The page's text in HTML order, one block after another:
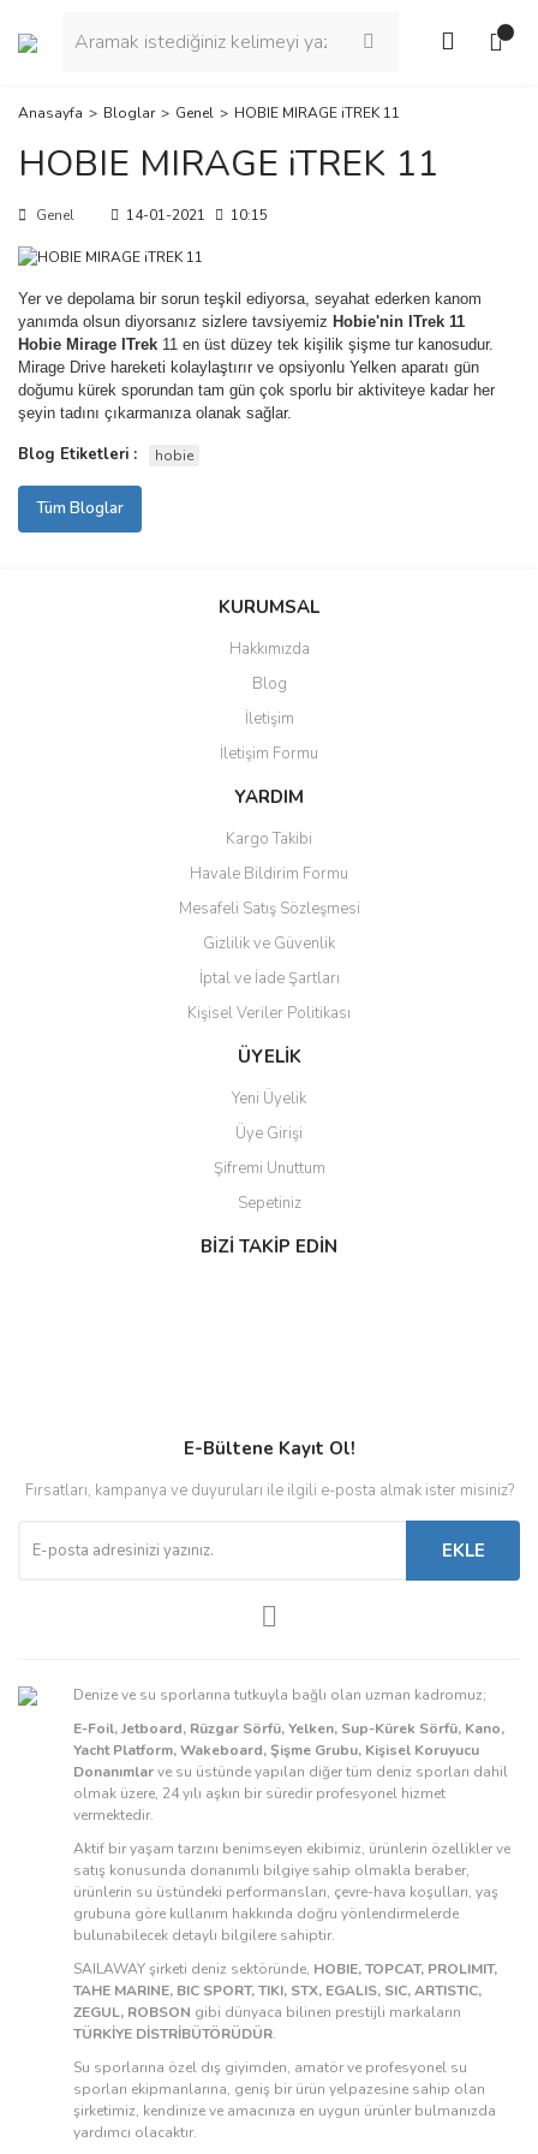
Anasayfa Bloglar Genel HOBIE MIRAGE iTREK 11
HOBIE MIRAGE iTREK 11
Genel 14-01-2021 10:15
Yer ve depolama bir sorun teşkil ediyorsa, seyahat ederken kanom
yanımda olsun diyorsanız sizlere tavsiyemiz Hobie'nin ITrek 11
Hobie Mirage ITrek 11 en üst düzey tek kişilik şişme tur kanosudur.
Mirage Drive hareketi kolaylaştırır ve opsiyonlu Yelken aparatı gün
doğumu kürek sporundan tam gün çok sporlu bir aktiviteye kadar her
şeyin tadını çıkarmanıza olanak sağlar.
Blog Etiketleri : hobie
Tüm Bloglar
KURUMSAL
Hakkımızda
Blog
İletişim
İletişim Formu
YARDIM
Kargo Takibi
Havale Bildirim Formu
Mesafeli Satış Sözleşmesi
Gizlilik ve Güvenlik
İptal ve İade Şartları
Kişisel Veriler Politikası
ÜYELİK
Yeni Üyelik
Üye Girişi
Şifremi Unuttum
Sepetiniz
BİZİ TAKİP EDİN
E-Bültene Kayıt Ol!
Fırsatları, kampanya ve duyuruları ile ilgili e-posta almak ister misiniz?
EKLE
Denize ve su sporlarına tutkuyla bağlı olan uzman kadromuz;
E-Foil, Jetboard, Rüzgar Sörfü, Yelken, Sup-Kürek Sörfü, Kano,
Yacht Platform, Wakeboard, Şişme Grubu, Kişisel Koruyucu
Donanımlarve su üstünde yapılan diğer tüm deniz sporları dahil
olmak üzere, 24 yılı aşkın bir süredir profesyonel hizmet
vermektedir.
Aktif bir yaşam tarzını benimseyen ekibimiz, ürünlerin özellikler ve
satış konusunda donanımlı bilgiye sahip olmakla beraber,
ürünlerin su üstündeki performansları, çevre-hava koşulları, yaş
grubuna göre kullanım hakkında doğru yönlendirmelerde
bulunabilecek detaylı bilgilere sahiptir.
SAILAWAY şirketi deniz sektöründe, HOBIE, TOPCAT, PROLIMIT,
TAHE MARINE, BIC SPORT, TIKI, STX, EGALIS, SIC, ARTISTIC,
ZEGUL, ROBSON gibi dünyaca bilinen prestijli markaların
TÜRKİYE DİSTRİBÜTÖRÜDÜR.
Su sporlarına özel dış giyimden, amatör ve profesyonel su
sporları ekipmanlarına, geniş bir ürün yelpazesine sahip olan
şirketimiz, kendinize ve amacınıza en uygun ürünler bulmanızda
yardımcı olacaktır.